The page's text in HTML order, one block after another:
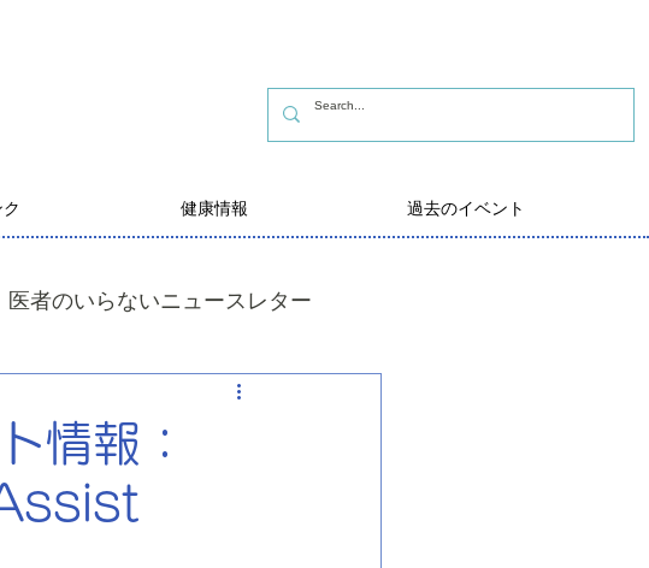
ク 健康情報 過去のイベント
医者のいらないニュースレター
情報：